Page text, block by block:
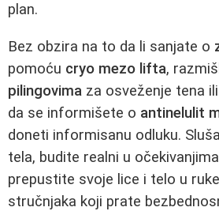
plan.
Bez obzira na to da li sanjate o
pomoću cryo mezo lifta,
pilingovima za osveženje tena
da se informišete o antinelulit
doneti informisanu odluku.
tela, budite realni u
prepustite svoje lice i telo u
stručnjaka koji prate